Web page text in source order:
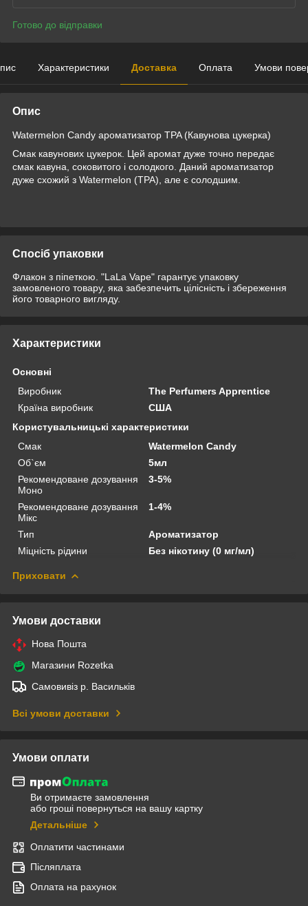
Готово до відправки
Характеристики Доставка Оплата Умови
Опис
Watermelon Candy ароматизатор TPA (Кавунова цукерка)
Смак кавунових цукерок. Цей аромат дуже точно передає
смак кавуна, соковитого і солодкого. Даний ароматизатор
дуже схожий з Watermelon (TPA), але є солодшим.
Спосіб упаковки
Флакон з піпеткою. "LaLa Vape" гарантує упаковку
замовленого товару, яка забезпечить цілісність і збереження
його товарного вигляду.
Характеристики
Основні
Виробник
The Perfumers Apprentice
Країна виробник
США
Користувальницькі характеристики
Смак
Watermelon Candy
Об`єм
5мл
Рекомендоване дозування
Моно
3-5%
Рекомендоване дозування
Мікс
1-4%
Тип
Ароматизатор
Міцність рідини
Без нікотину (0 мг/мл)
Приховати
Умови доставки
Нова Пошта
Магазини Rozetka
Самовивіз р. Васильків
Всі умови доставки
Умови оплати
Ви отримаєте замовлення
або гроші повернуться на вашу картку
Детальніше
Оплатити частинами
Післяплата
Оплата на рахунок